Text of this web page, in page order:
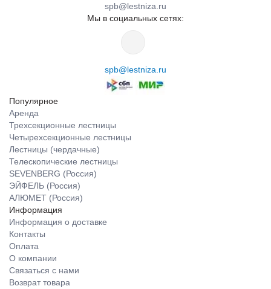
spb@lestniza.ru
Мы в социальных сетях:
spb@lestniza.ru
Популярное
Аренда
Трехсекционные лестницы
Четырехсекционные лестницы
Лестницы (чердачные)
Телескопические лестницы
SEVENBERG (Россия)
ЭЙФЕЛЬ (Россия)
АЛЮМЕТ (Россия)
Информация
Информация о доставке
Контакты
Оплата
О компании
Связаться с нами
Возврат товара